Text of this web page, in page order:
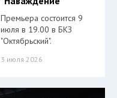
Премьера состоится 9
июля в 19.00 в БКЗ
"Октябрьский".
3 июля 2026